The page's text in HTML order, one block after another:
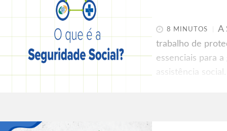
8 MINUTOS
A
trabalho de
essenciais para
assistência